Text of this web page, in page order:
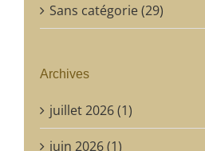
Sans catégorie (29)
Archives
juillet 2026 (1)
juin 2026 (1)